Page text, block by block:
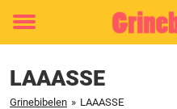
Toggle
LAAASSE
Grinebibelen » LAAASSE